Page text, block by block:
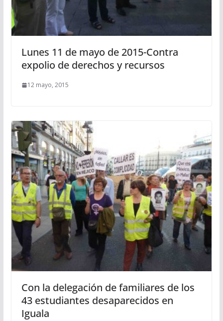
Lunes 11 de mayo de 2015-Contra
expolio de derechos y recursos
12 mayo, 2015
Con la delegación de familiares de los
43 estudiantes desaparecidos en
Iguala